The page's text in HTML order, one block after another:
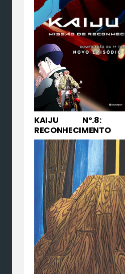
KAIJU Nº.8:
RECONHECIMENTO